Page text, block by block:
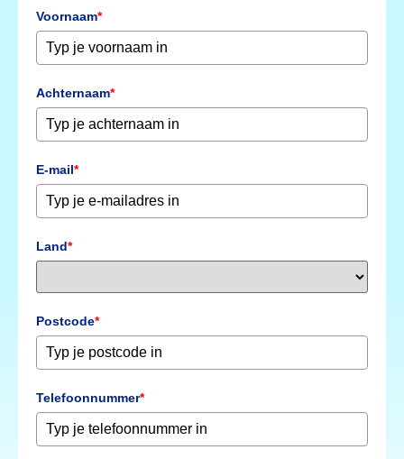
Voornaam*
Achternaam*
E-mail*
Land*
Postcode*
Telefoonnummer*